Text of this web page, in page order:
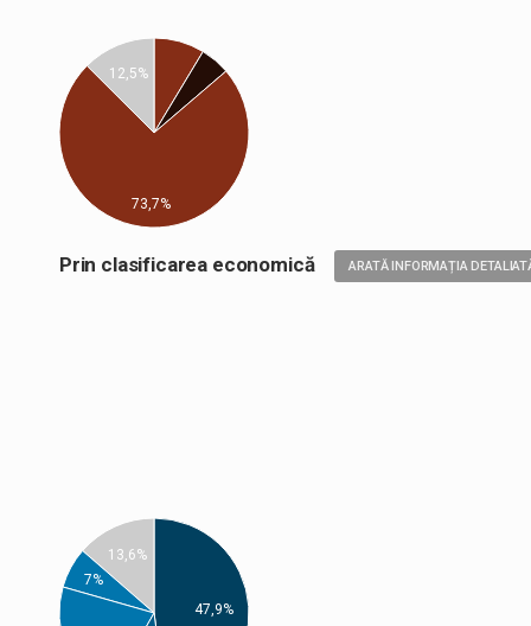
12,5%
73,7%
Prin clasificarea economică ARATĂ INFORMAȚIA
47,9%
13,6%
7%